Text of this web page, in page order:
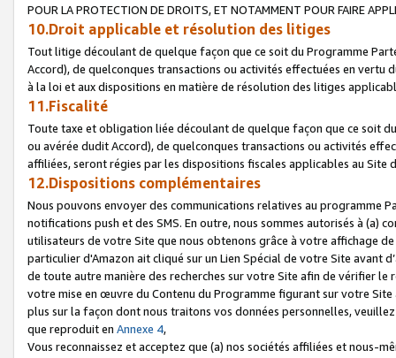
POUR LA PROTECTION DE DROITS, ET NOTAMMENT POUR FAIRE
10.Droit applicable et résolution des litiges
Tout litige découlant de quelque façon que ce soit du Programme
Accord), de quelconques transactions ou activités effectuées en vertu
à la loi et aux dispositions en matière de résolution des litiges
11.Fiscalité
Toute taxe et obligation liée découlant de quelque façon que ce soit
ou avérée dudit Accord), de quelconques transactions ou activités
affiliées, seront régies par les dispositions fiscales applicables au Site
12.Dispositions complémentaires
Nous pouvons envoyer des communications relatives au programme
notifications push et des SMS. En outre, nous sommes autorisés à
utilisateurs de votre Site que nous obtenons grâce à votre affichage
particulier d'Amazon ait cliqué sur un Lien Spécial de votre Site avant
de toute autre manière des recherches sur votre Site afin de vérifier
votre mise en œuvre du Contenu du Programme figurant sur votre
plus sur la façon dont nous traitons vos données personnelles,
que reproduit en Annexe 4,
Vous reconnaissez et acceptez que (a) nos sociétés affiliées et nous-